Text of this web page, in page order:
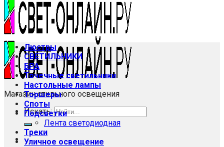
Магазин стильного освещения
Искать:
Люстры
СВЕТИЛЬНИКИ
БРА
Точечные светильники
Настольные лампы
Торшеры
Споты
Подсветки
Лента светодиодная
Треки
Уличное освещение